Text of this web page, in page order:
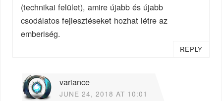
(technikai felület), amire újabb és újabb
csodálatos fejlesztéseket hozhat létre az
emberiség.
REPLY
variance
JUNE 24, 2018 AT 10:01